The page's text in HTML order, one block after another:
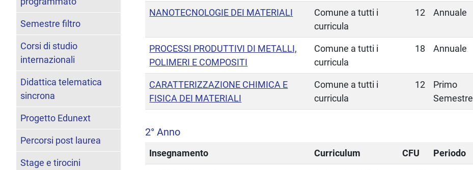
NANOTECNOLOGIE DEI MATERIALI
Comune a tutti i
curricula
12 Annuale
PROCESSI PRODUTTIVI DI METALLI,
POLIMERI E COMPOSITI
Comune a tutti i
curricula
18 Annuale
CARATTERIZZAZIONE CHIMICA E
FISICA DEI MATERIALI
Comune a tutti i
curricula
12
Primo
Semestre
2° Anno
Insegnamento Curriculum CFU Periodo
Semestre filtro
Corsi di studio
internazionali
Didattica telematica
sincrona
Progetto Edunext
Percorsi post laurea
Stage e tirocini